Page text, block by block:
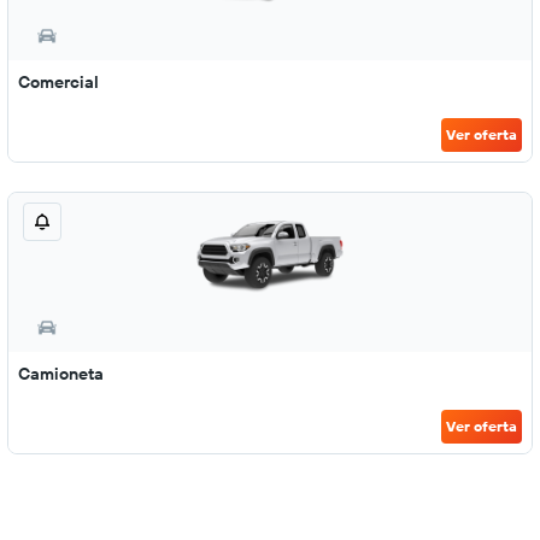
Comercial
Ver oferta
Camioneta
Ver oferta